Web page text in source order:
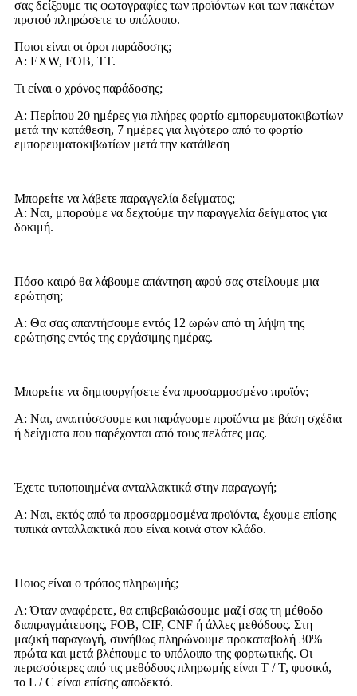
σας δείξουμε τις φωτογραφίες των προϊόντων και των πακέτων
προτού πληρώσετε το υπόλοιπο.
Ποιοι είναι οι όροι παράδοσης;
Α: EXW, FOB, TT.
Τι είναι ο χρόνος παράδοσης;
Α: Περίπου 20 ημέρες για πλήρες φορτίο εμπορευματοκιβωτίων
μετά την κατάθεση, 7 ημέρες για λιγότερο από το φορτίο
εμπορευματοκιβωτίων μετά την κατάθεση
Μπορείτε να λάβετε παραγγελία δείγματος;
Α: Ναι, μπορούμε να δεχτούμε την παραγγελία δείγματος για
δοκιμή.
Πόσο καιρό θα λάβουμε απάντηση αφού σας στείλουμε μια
ερώτηση;
Α: Θα σας απαντήσουμε εντός 12 ωρών από τη λήψη της
ερώτησης εντός της εργάσιμης ημέρας.
Μπορείτε να δημιουργήσετε ένα προσαρμοσμένο προϊόν;
Α: Ναι, αναπτύσσουμε και παράγουμε προϊόντα με βάση σχέδια
ή δείγματα που παρέχονται από τους πελάτες μας.
Έχετε τυποποιημένα ανταλλακτικά στην παραγωγή;
Α: Ναι, εκτός από τα προσαρμοσμένα προϊόντα, έχουμε επίσης
τυπικά ανταλλακτικά που είναι κοινά στον κλάδο.
Ποιος είναι ο τρόπος πληρωμής;
Α: Όταν αναφέρετε, θα επιβεβαιώσουμε μαζί σας τη μέθοδο
διαπραγμάτευσης, FOB, CIF, CNF ή άλλες μεθόδους. Στη
μαζική παραγωγή, συνήθως πληρώνουμε προκαταβολή 30%
πρώτα και μετά βλέπουμε το υπόλοιπο της φορτωτικής. Οι
περισσότερες από τις μεθόδους πληρωμής είναι T / T, φυσικά,
το L / C είναι επίσης αποδεκτό.